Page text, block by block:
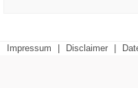
Impressum Disclaimer